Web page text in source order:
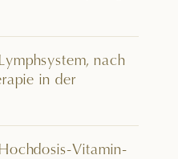
nach
in der
Vitamin-